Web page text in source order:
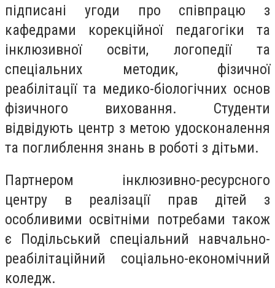
підписані угоди про співпрацю з
кафедрами корекційної педагогіки та
інклюзивної освіти, логопедії та
спеціальних методик, фізичної
реабілітації та медико-біологічних основ
фізичного виховання. Студенти
відвідують центр з метою удосконалення
та поглиблення знань в роботі з дітьми.
Партнером інклюзивно-ресурсного
центру в реалізації прав дітей з
особливими освітніми потребами також
є Подільський спеціальний навчально-
реабілітаційний соціально-економічний
коледж.